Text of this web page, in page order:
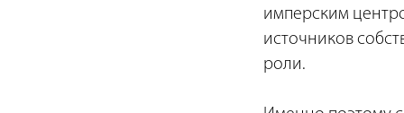
имперским
источников
роли.